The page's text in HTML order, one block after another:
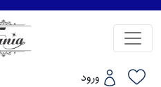
ورود